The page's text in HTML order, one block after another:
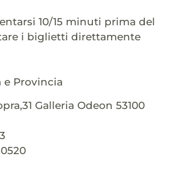
10/15 minuti prima del
i biglietti direttamente
e Provincia
Galleria Odeon 53100